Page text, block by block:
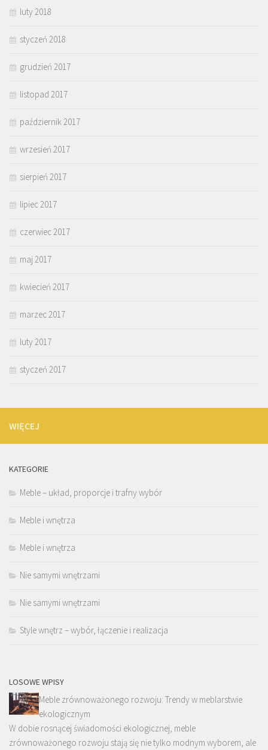
luty 2018
styczeń 2018
grudzień 2017
listopad 2017
październik 2017
wrzesień 2017
sierpień 2017
lipiec 2017
czerwiec 2017
maj 2017
kwiecień 2017
marzec 2017
luty 2017
styczeń 2017
WIĘCEJ
KATEGORIE
Meble – układ, proporcje i trafny wybór
Meble i wnętrza
Meble i wnętrza
Nie samymi wnętrzami
Nie samymi wnętrzami
Style wnętrz – wybór, łączenie i realizacja
LOSOWE WPISY
Meble zrównoważonego rozwoju: Trendy w meblarstwie
ekologicznym
W dobie rosnącej świadomości ekologicznej, meble
zrównoważonego rozwoju stają się nie tylko modnym wyborem, ale